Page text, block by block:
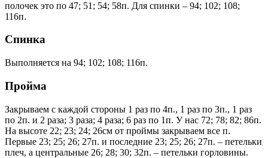
полочек это по 47; 51; 54; 58п. Для спинки – 94; 102; 108;
116п.
Cпинка
Выполняется на 94; 102; 108; 116п.
Пройма
Закрываем с каждой стороны 1 раз по 4п., 1 раз по 3п., 1 раз
по 2п. и 2 раза; 3 раза; 4 раза; 6 раз по 1п. У нас 72; 78; 82; 86п.
На высоте 22; 23; 24; 26см от проймы закрываем все п.
Первые 23; 25; 26; 27п. и последние 23; 25; 26; 27п. – петельки
плеч, а центральные 26; 28; 30; 32п. – петельки горловины.